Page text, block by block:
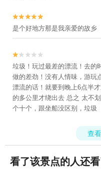


是个好地方那是我亲爱的故乡


垃圾！玩过最差的漂流！去的
做的差劲！没有人情味，游玩
漂流的话！就要到晚上6点半
的多公里才绕出去 总之 太不
个十个，跟坐船没区别，垃圾
查
看了该景点的人还